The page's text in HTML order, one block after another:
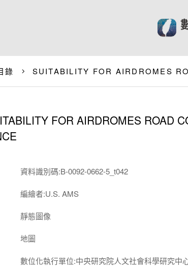
錄 SUITABILITY FOR AIRDROMES
FOR AIRDROMES ROAD
資料識別碼:B-0092-0662-5_t042
編繪者:U.S. AMS
靜態圖像
地圖
數位化執行單位:中央研究院人文社會科學研究中